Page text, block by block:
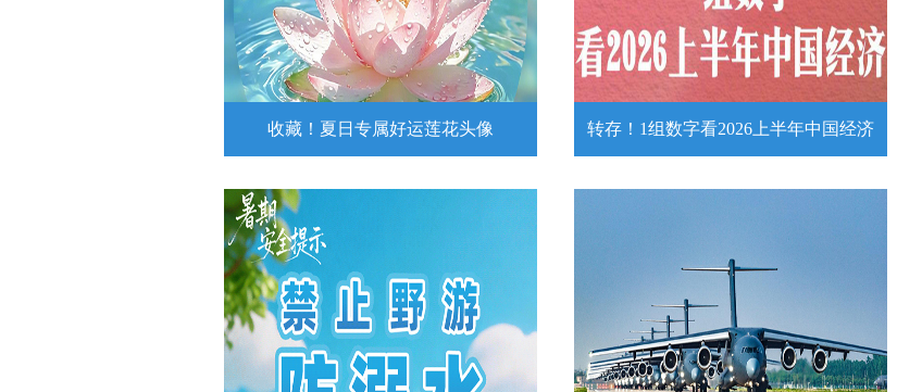
收藏！夏日专属好运莲花头像
收藏！夏日专属好运莲花头像
夏日专属好运莲花头像！
详情
转存！1组数字看2026上半年中国经济
转存！1组数字看2026上半年中国经
7月15日，2026年上半年国民经济运行情
况发布。一组数字带你了解！
详情